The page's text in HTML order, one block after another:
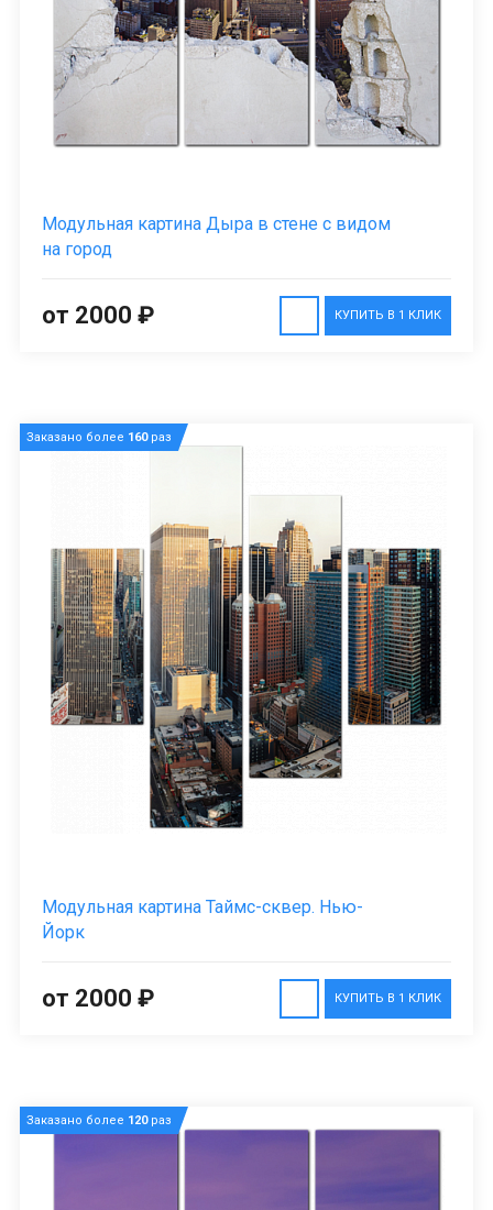
Модульная картина Дыра в стене с видом
на город
КУПИТЬ В 1 КЛИК
от 2000 ₽
Заказано более 160раз
Модульная картина Таймс-сквер. Нью-
Йорк
КУПИТЬ В 1 КЛИК
от 2000 ₽
Заказано более 120раз